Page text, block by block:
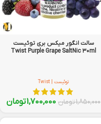
سالت انگور میکس بری توئیست
Twist Purple Grape SaltNic 30ml
توئیست | Twist
1,850,000تومان 1,700,000تومان